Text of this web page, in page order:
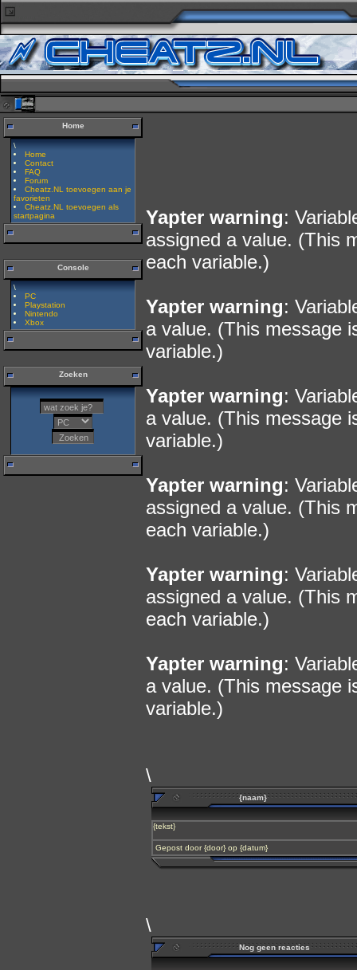
Home
\
Home
Contact
FAQ
Forum
Cheatz.NL toevoegen aan je
favorieten
Cheatz.NL toevoegen als
startpagina
Console
\
PC
Playstation
Nintendo
Xbox
Zoeken
Yapter warning:
assigned a value. (This
each variable.)
Yapter warning:
a value. (This message
variable.)
Yapter warning:
a value. (This message
variable.)
Yapter warning:
assigned a value. (This
each variable.)
Yapter warning:
assigned a value. (This
each variable.)
Yapter warning:
a value. (This message
variable.)
\
{naam}
{tekst}
Gepost door {door} op {datum}
\
Nog geen reacties